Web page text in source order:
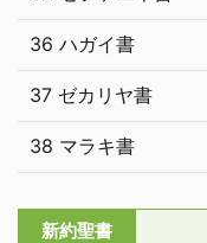
36 ハガイ書
37 ゼカリヤ書
38 マラキ書
新約聖書